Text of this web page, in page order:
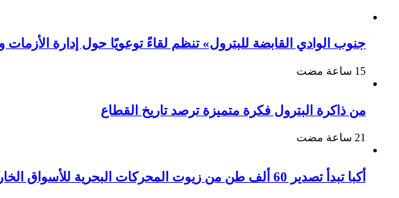
جنوب الوادي القابضة للبترول» تنظم لقاءً توعويًا حول إدارة الأزمات
من ذاكرة البترول فكرة متميزة ترصد تاريخ القطاع
أكبا تبدأ تصدير 60 ألف طن من زيوت المحركات البحرية للأسواق الخارجية